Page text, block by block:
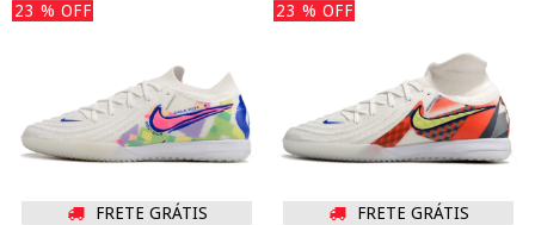
23 % OFF
FRETE GRÁTIS
23 % OFF
FRETE GRÁTIS